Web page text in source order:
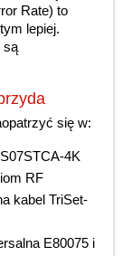
Rate) to
lepiej.
są
się w:
4K
RF
kabel TriSet-
E80075 i